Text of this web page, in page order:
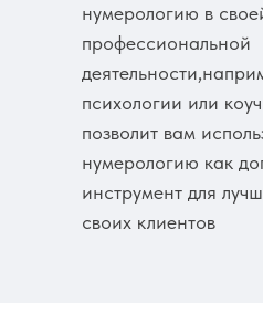
нумерологию в
профессиональной
психологии или
позволит вам
нумерологию как
инструмент для
своих клиентов